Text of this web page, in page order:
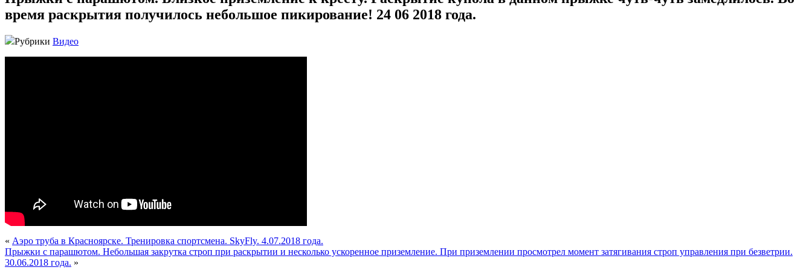
время раскрытия получилось небольшое пикирование! 24 06 2018 года.
Рубрики Видео
« Аэро труба в Красноярске. Тренировка спортсмена. SkyFly. 4.07.2018 года.
Прыжки с парашютом. Небольшая закрутка строп при раскрытии и несколько ускоренное приземление. При приземлении просмотрел момент затягивания строп управления при безветрии.
30.06.2018 года. »